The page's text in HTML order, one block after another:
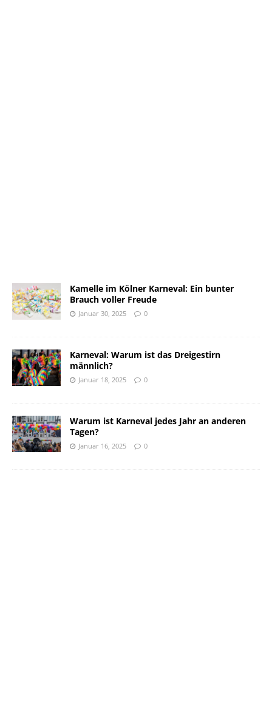
Kamelle im Kölner Karneval: Ein bunter
Brauch voller Freude
Januar 30, 2025 0
Karneval: Warum ist das Dreigestirn
männlich?
Januar 18, 2025 0
Warum ist Karneval jedes Jahr an anderen
Tagen?
Januar 16, 2025 0